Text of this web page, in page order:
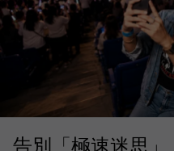
告別「極速迷思